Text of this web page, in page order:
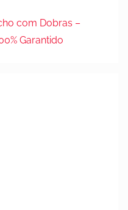
com Dobras –
Garantido